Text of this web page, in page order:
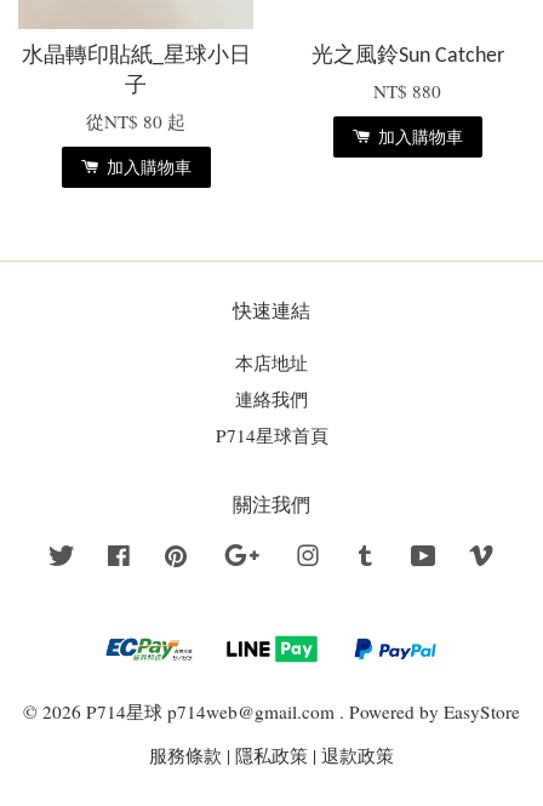
水晶轉印貼紙_星球小日
子
從NT$ 80 起
加入購物車
光之風鈴Sun Catcher
NT$ 880
加入購物車
快速連結
本店地址
連絡我們
P714星球首頁
關注我們
Twitter Facebook Pinterest Google Instagram Tumblr YouTube
© 2026 P714星球 p714web@gmail.com . Powered by EasyStore
服務條款 | 隱私政策 | 退款政策